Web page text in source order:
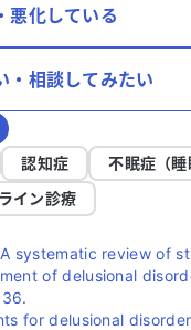
悪化している
・相談してみたい
認知症 不眠症（睡
イン診療
systematic review of
of delusional
for delusional